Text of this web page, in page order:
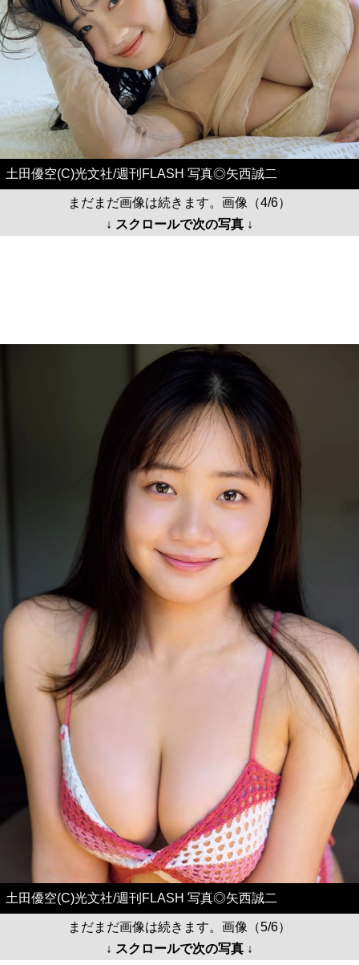
土田優空(C)光文社/週刊FLASH 写真◎矢西誠二
まだまだ画像は続きます。画像（4/6）
↓ スクロールで次の写真 ↓
土田優空(C)光文社/週刊FLASH 写真◎矢西誠二
まだまだ画像は続きます。画像（5/6）
↓ スクロールで次の写真 ↓